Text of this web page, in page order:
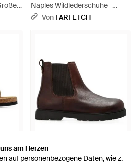
am Herzen
auf personenbezogene Daten, wie z.
am Herzen
auf personenbezogene Daten, wie z.
Naples Wildlederschuhe -
Braun
Von FARFETCH
221 €